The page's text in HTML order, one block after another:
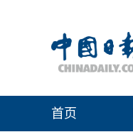
首页